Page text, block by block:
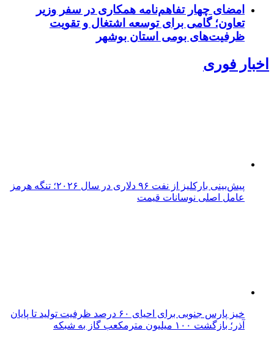
امضای چهار تفاهم‌نامه همکاری در سفر وزیر
تعاون؛ گامی برای توسعه اشتغال و تقویت
ظرفیت‌های بومی استان بوشهر
اخبار فوری
پیش‌بینی بارکلیز از نفت ۹۶ دلاری در سال ۲۰۲۶؛ تنگه هرمز
عامل اصلی نوسانات قیمت
خیز پارس جنوبی برای احیای ۶۰ درصد ظرفیت تولید تا پایان
آذر؛ بازگشت ۱۰۰ میلیون مترمکعب گاز به شبکه